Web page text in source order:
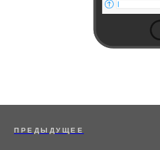
ПРЕДЫДУЩЕЕ